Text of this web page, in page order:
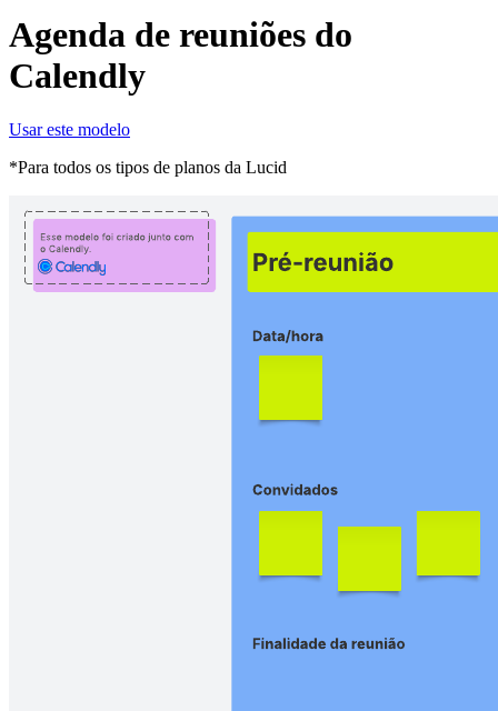
Agenda de reuniões do
Calendly
Usar este modelo
*Para todos os tipos de planos da Lucid